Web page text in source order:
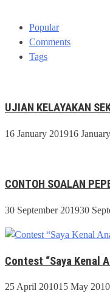
Popular
Comments
Tags
UJIAN KELAYAKAN
16 January 201916
CONTOH SOALAN
30 September 201930
Contest “Saya Kenal
25 April 201015 May 2010